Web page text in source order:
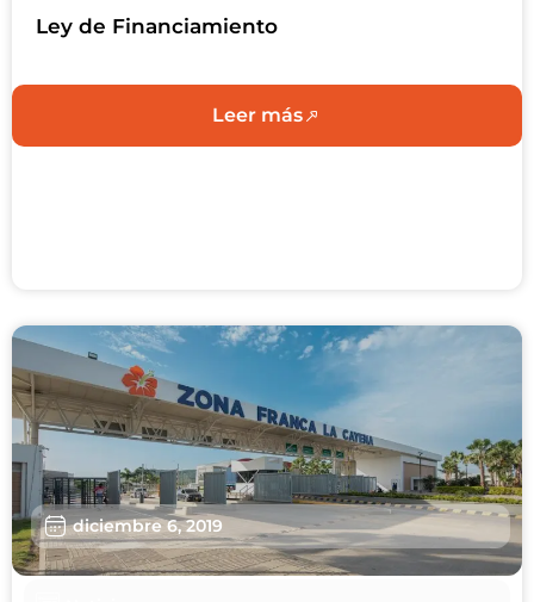
Ley de Financiamiento
Leer más
diciembre 6, 2019